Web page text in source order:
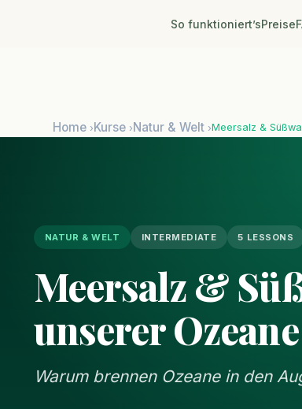
So funktioniert’sPreise
Home ›Kurse ›Natur & Welt ›Meersalz &
NATUR & WELT INTERMEDIATE 5 LESSONS
Meersalz &
unserer Ozeane
Warum brennen Ozeane in den